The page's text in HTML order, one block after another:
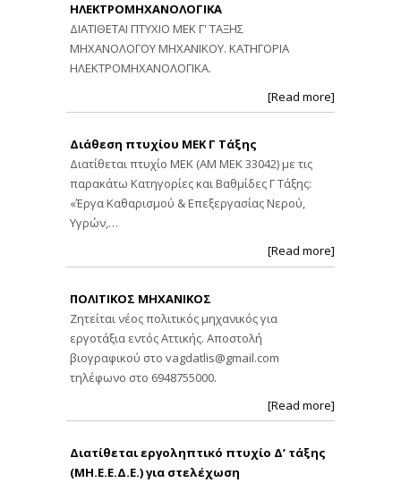
ΗΛΕΚΤΡΟΜΗΧΑΝΟΛΟΓΙΚΑ
ΔΙΑΤΙΘΕΤΑΙ ΠΤΥΧΙΟ ΜΕΚ Γ' ΤΑΞΗΣ
ΜΗΧΑΝΟΛΟΓΟΥ ΜΗΧΑΝΙΚΟΥ. ΚΑΤΗΓΟΡΙΑ
ΗΛΕΚΤΡΟΜΗΧΑΝΟΛΟΓΙΚΑ.
[Read more]
Διάθεση πτυχίου ΜΕΚ Γ Τάξης
Διατίθεται πτυχίο ΜΕΚ (ΑΜ ΜΕΚ 33042) με τις
παρακάτω Κατηγορίες και Βαθμίδες Γ Τάξης:
«Έργα Καθαρισμού & Επεξεργασίας Νερού,
Υγρών,…
[Read more]
ΠΟΛΙΤΙΚΟΣ ΜΗΧΑΝΙΚΟΣ
Ζητείται νέος πολιτικός μηχανικός για
εργοτάξια εντός Αττικής. Αποστολή
βιογραφικού στο vagdatlis@gmail.com
τηλέφωνο στο 6948755000.
[Read more]
Διατίθεται εργοληπτικό πτυχίο Δ’ τάξης
(ΜΗ.Ε.Ε.Δ.Ε.) για στελέχωση